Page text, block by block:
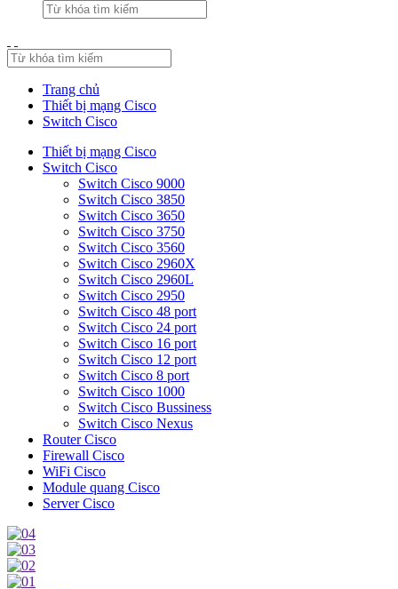
Trang chủ
Thiết bị mạng Cisco
Switch Cisco
Thiết bị mạng Cisco
Switch Cisco
Switch Cisco 9000
Switch Cisco 3850
Switch Cisco 3650
Switch Cisco 3750
Switch Cisco 3560
Switch Cisco 2960X
Switch Cisco 2960L
Switch Cisco 2950
Switch Cisco 48 port
Switch Cisco 24 port
Switch Cisco 16 port
Switch Cisco 12 port
Switch Cisco 8 port
Switch Cisco 1000
Switch Cisco Bussiness
Switch Cisco Nexus
Router Cisco
Firewall Cisco
WiFi Cisco
Module quang Cisco
Server Cisco